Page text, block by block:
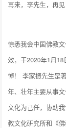
再来，李先生，再见
惊悉我会中国佛教
效，于2020年1月
悼！ 李家振先生是
年、壮年主要从事
文化为己任，协助
教文化研究所和《